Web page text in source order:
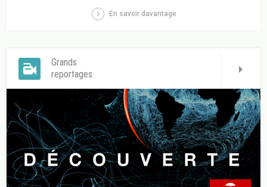
En savoir davantage
Grands
reportages